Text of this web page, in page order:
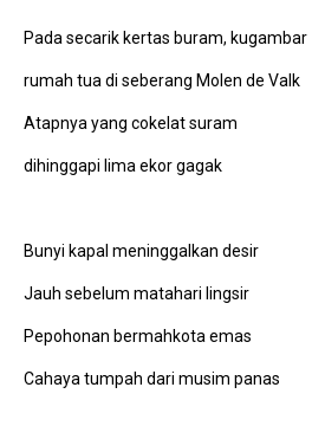
Pada secarik kertas buram, kugambar
rumah tua di seberang Molen de Valk
Atapnya yang cokelat suram
dihinggapi lima ekor gagak
Bunyi kapal meninggalkan desir
Jauh sebelum matahari lingsir
Pepohonan bermahkota emas
Cahaya tumpah dari musim panas